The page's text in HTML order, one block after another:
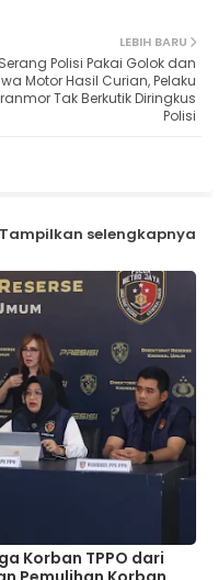
ats
LEBIH BARU
Serang Polisi Pakai Golok dan
Motor Hasil Curian, Pelaku
Tak Berkutik Diringkus
Polisi
Tampilkan selengkapnya
Korban TPPO dari